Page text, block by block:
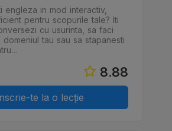
engleza in mod interactiv,
pentru scopurile tale? Iti
cu usurinta, sa faci
tau sau sa stapanesti
8.88
te la o lecție